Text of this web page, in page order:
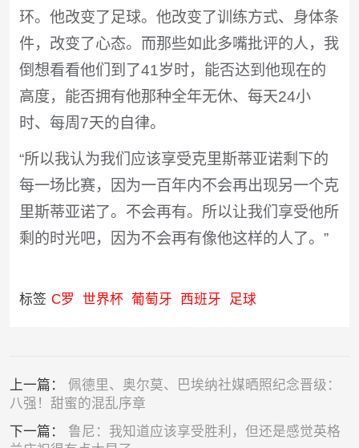
环。他改变了足球。他改变了训练方式、身体条
件，改变了心态。而那些如此多嘴批评的人，我
倒想看看他们到了41岁时，能否达到他现在的
高度，能否拥有他那种全年无休、每天24小
时、每周7天的自律。
“所以我认为我们应该享受克里斯蒂亚诺剩下的
每一场比赛，因为一百年内不会再出现另一个克
里斯蒂亚诺了。不会再有。所以让我们享受他所
剩的时光吧，因为不会再有像他这样的人了。”
标签 C罗 世界杯 葡萄牙 西班牙 足球
上一篇： 佩德里、奥尔莫、巴埃纳社媒晒照纪念晋级：
八强！甜蜜的混乱序章
下一篇： 鲁尼：我知道应该享受胜利，但还是感觉英格